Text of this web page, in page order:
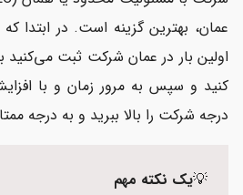
عمان، بهترین گزینه است. در ابتدا که
کنید و سپس به مرور زمان و با
درجه شرکت را بالا ببرید و به درجه
💡یک نکته مهم